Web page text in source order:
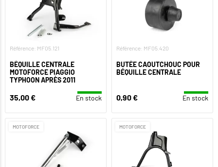
Référence: MF05.121
BÉQUILLE CENTRALE
MOTOFORCE PIAGGIO
TYPHOON APRÈS 2011
35,00 € En stock
Référence: MF05.420
BUTÉE CAOUTCHOUC POUR
BÉQUILLE CENTRALE
0,90 € En stock
MOTOFORCE MOTOFORCE